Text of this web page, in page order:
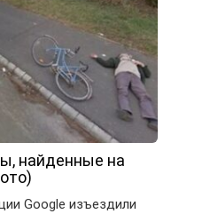
найденные на
Google изъездили